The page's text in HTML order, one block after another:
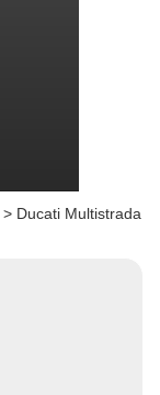
> Ducati Multistrada